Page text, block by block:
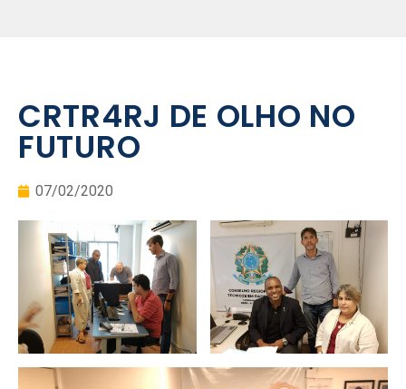
CRTR4RJ DE OLHO NO
FUTURO
07/02/2020